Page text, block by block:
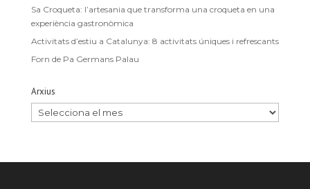
Sa Croqueta: l’artesania que transforma una croqueta en una
experiència gastronòmica
Activitats d’estiu a Catalunya: 8 activitats úniques i refrescants
Forn de Pa Germans Palau
Arxius